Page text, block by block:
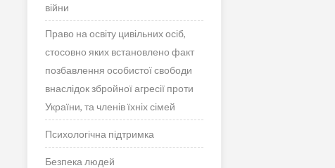
війни
Право на освіту цивільних осіб,
стосовно яких встановлено факт
позбавлення особистої свободи
внаслідок збройної агресії проти
України, та членів їхніх сімей
Психологічна підтримка
Безпека людей